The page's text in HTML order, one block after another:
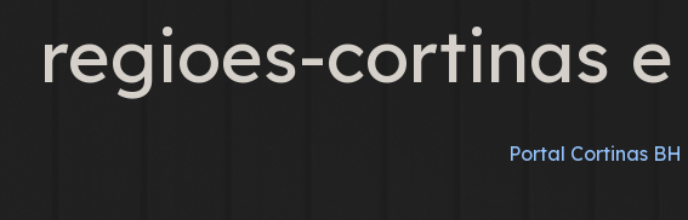
regioes-cortinas
Portal Cortinas BH